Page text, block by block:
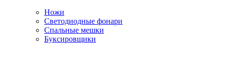
Ножи
Светодиодные фонари
Спальные мешки
Буксировщики